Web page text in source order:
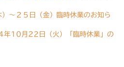
）〜２５日（金）臨時休業のお知ら
年10月22日（火）「臨時休業」の